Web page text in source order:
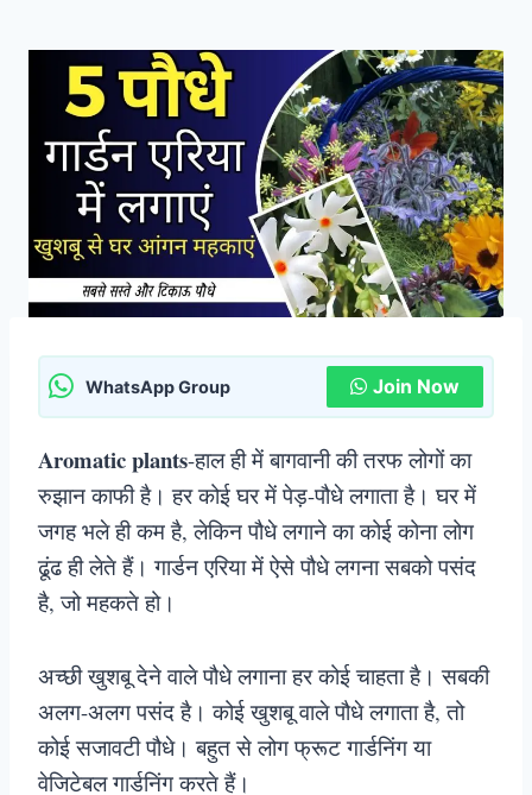
WhatsApp Group Join Now
Aromatic plants-हाल ही में बागवानी की तरफ लोगों का
रुझान काफी है। हर कोई घर में पेड़-पौधे लगाता है। घर में
जगह भले ही कम है, लेकिन पौधे लगाने का कोई कोना लोग
ढूंढ ही लेते हैं। गार्डन एरिया में ऐसे पौधे लगना सबको पसंद
है, जो महकते हो।
अच्छी खुशबू देने वाले पौधे लगाना हर कोई चाहता है। सबकी
अलग-अलग पसंद है। कोई खुशबू वाले पौधे लगाता है, तो
कोई सजावटी पौधे। बहुत से लोग फ्रूट गार्डनिंग या
वेजिटेबल गार्डनिंग करते हैं।